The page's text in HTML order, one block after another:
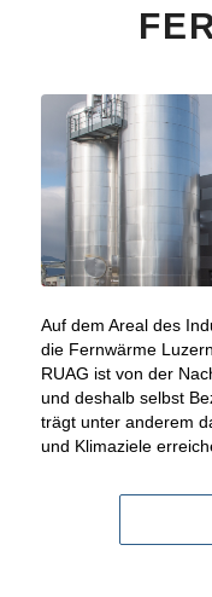
Auf dem Areal des
die Fernwärme
RUAG ist von der
und deshalb selbst
trägt unter anderem
und Klimaziele